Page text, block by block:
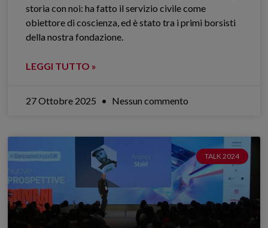
storia con noi: ha fatto il servizio civile come
obiettore di coscienza, ed è stato tra i primi borsisti
della nostra fondazione.
LEGGI TUTTO »
27 Ottobre 2025 Nessun commento
TALK 2024